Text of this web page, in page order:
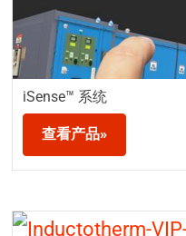
iSense™ 系统
查看产品»